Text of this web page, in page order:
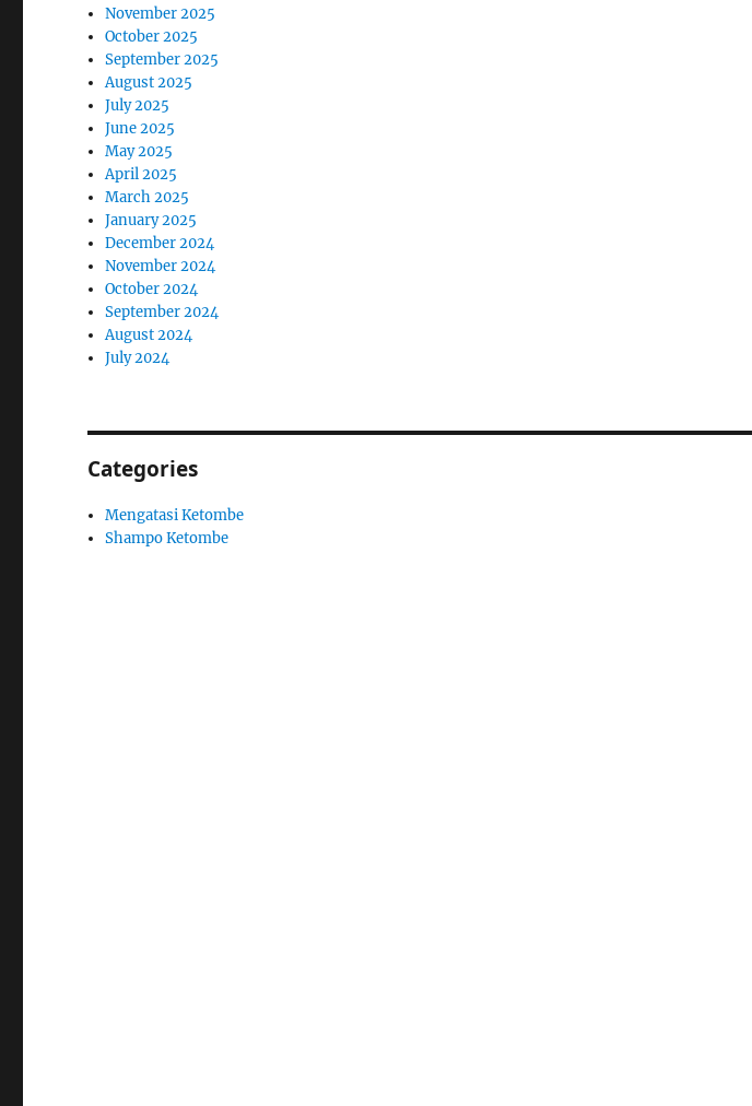
November 2025
October 2025
September 2025
August 2025
July 2025
June 2025
May 2025
April 2025
March 2025
January 2025
December 2024
November 2024
October 2024
September 2024
August 2024
July 2024
Categories
Mengatasi Ketombe
Shampo Ketombe